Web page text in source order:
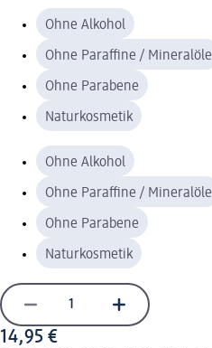
Ohne Alkohol
Ohne Paraffine / Mineralöle
Ohne Parabene
Naturkosmetik
Ohne Alkohol
Ohne Paraffine / Mineralöle
Ohne Parabene
Naturkosmetik
14,95 €